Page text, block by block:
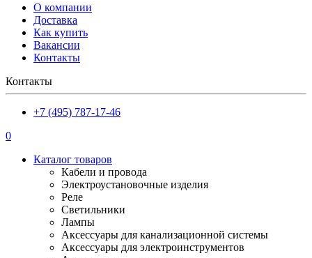
О компании
Доставка
Как купить
Вакансии
Контакты
Контакты
+7 (495) 787-17-46
0
Каталог товаров
Кабели и провода
Электроустановочные изделия
Реле
Светильники
Лампы
Аксессуары для канализационной системы
Аксессуары для электроинструментов